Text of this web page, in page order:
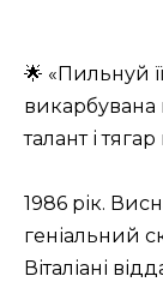
🌟 «Пильнуй
викарбувана
талант і
1986 рік.
геніальний
Віталіані